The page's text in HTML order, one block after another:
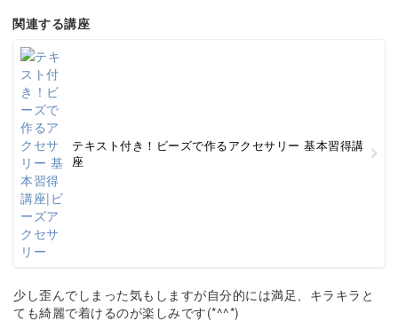
関連する講座
テキスト付き！ビーズで作るアクセサリー 基本習得講
座
少し歪んでしまった気もしますが自分的には満足、キラキラと
ても綺麗で着けるのが楽しみです(*^^*)